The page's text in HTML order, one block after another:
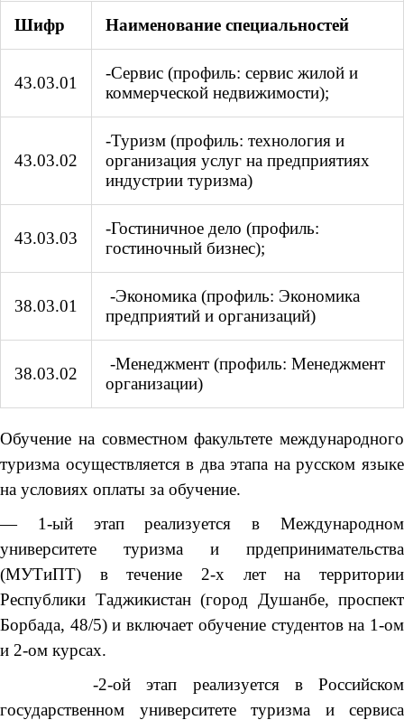
Шифр Наименование специальностей
43.03.01
-Сервис (профиль: сервис жилой и
коммерческой недвижимости);
43.03.02
-Туризм (профиль: технология и
организация услуг на предприятиях
индустрии туризма)
43.03.03
-Гостиничное дело (профиль:
гостиночный бизнес);
38.03.01
-Экономика (профиль: Экономика
предприятий и организаций)
38.03.02
-Менеджмент (профиль: Менеджмент
организации)
Обучение на совместном факультете международного
туризма осуществляется в два этапа на русском языке
на условиях оплаты за обучение.
— 1-ый этап реализуется в Международном
университете туризма и прдепринимательства
(МУТиПТ) в течение 2-х лет на территории
Республики Таджикистан (город Душанбе, проспект
Борбада, 48/5) и включает обучение студентов на 1-ом
и 2-ом курсах.
-2-ой этап реализуется в Российском
государственном университете туризма и сервиса